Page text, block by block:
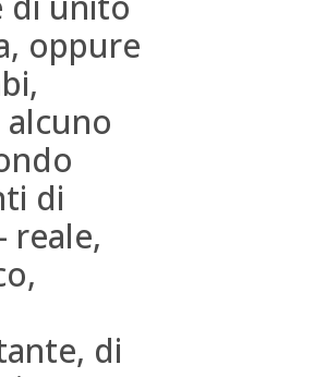
oppure
di
reale,
di